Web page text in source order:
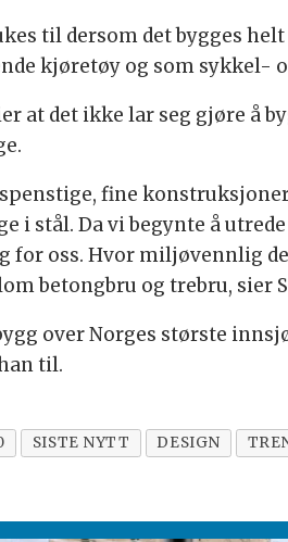
til dersom det bygges
kjøretøy og som sykkel-
det ikke lar seg gjøre å
fine
i stål. Da vi begynte å
oss. Hvor miljøvennlig
betongbru og trebru, sier
over Norges største
til.
SISTE NYTT DESIGN